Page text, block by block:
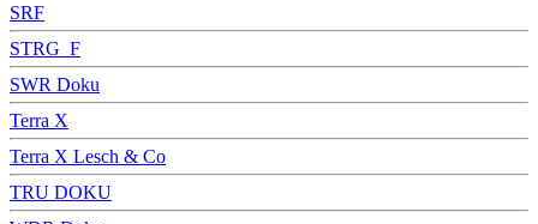
SRF
STRG_F
SWR Doku
Terra X
Terra X Lesch & Co
TRU DOKU